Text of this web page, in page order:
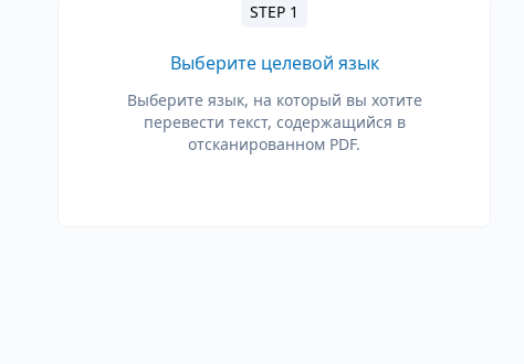
STEP 1
Выберите целевой язык
Выберите язык, на который вы хотите
перевести текст, содержащийся в
отсканированном PDF.